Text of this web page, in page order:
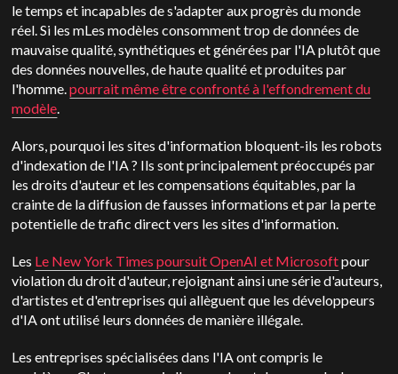
le temps et incapables de s'adapter aux progrès du monde
réel. Si les mLes modèles consomment trop de données de
mauvaise qualité, synthétiques et générées par l'IA plutôt que
des données nouvelles, de haute qualité et produites par
l'homme.pourrait même être confronté à l'effondrement du
modèle.
Alors, pourquoi les sites d'information bloquent-ils les robots
d'indexation de l'IA ? Ils sont principalement préoccupés par
les droits d'auteur et les compensations équitables, par la
crainte de la diffusion de fausses informations et par la perte
potentielle de trafic direct vers les sites d'information.
Les Le New York Times poursuit OpenAI et Microsoftpour
violation du droit d'auteur, rejoignant ainsi une série d'auteurs,
d'artistes et d'entreprises qui allèguent que les développeurs
d'IA ont utilisé leurs données de manière illégale.
Les entreprises spécialisées dans l'IA ont compris le